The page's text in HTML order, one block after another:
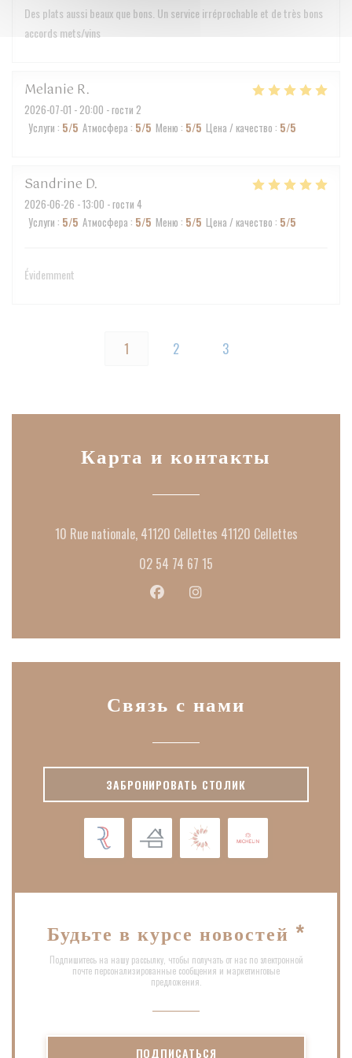
Des plats aussi beaux que bons. Un service irréprochable et de très bons
accords mets/vins
Melanie R
2026-07-01 - 20:00 - гости 2
Услуги : 5/5 Атмосфера : 5/5 Меню : 5/5 Цена / качество : 5/5
Sandrine D
2026-06-26 - 13:00 - гости 4
Услуги : 5/5 Атмосфера : 5/5 Меню : 5/5 Цена / качество : 5/5
Évidemment
1 2 3
Карта и контакты
10 Rue nationale, 41120 Cellettes 41120 Cellettes
02 54 74 67 15
Facebook ((открывается в новом
Instagram ((открывается в
Связь с нами
ЗАБРОНИРОВАТЬ СТОЛИК
Будьте в курсе новостей *
Подпишитесь на нашу рассылку, чтобы получать от нас по электронной
почте персонализированные сообщения и маркетинговые
предложения.
ПОДПИСАТЬСЯ